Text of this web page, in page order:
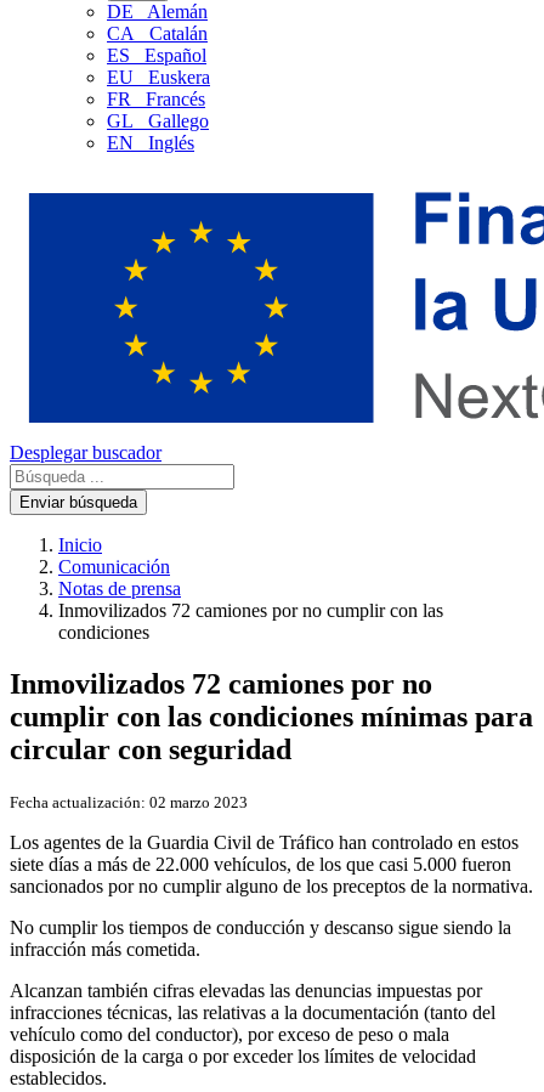
DE
Alemán
CA
Catalán
ES
Español
EU
Euskera
FR
Francés
GL
Gallego
EN
Inglés
Desplegar buscador
Enviar búsqueda
Inicio
Comunicación
Notas de prensa
Inmovilizados 72 camiones por no cumplir con las
condiciones
Inmovilizados 72 camiones por no
cumplir con las condiciones mínimas para
circular con seguridad
Fecha actualización: 02 marzo 2023
Los agentes de la Guardia Civil de Tráfico han controlado en estos
siete días a más de 22.000 vehículos, de los que casi 5.000 fueron
sancionados por no cumplir alguno de los preceptos de la normativa.
No cumplir los tiempos de conducción y descanso sigue siendo la
infracción más cometida.
Alcanzan también cifras elevadas las denuncias impuestas por
infracciones técnicas, las relativas a la documentación (tanto del
vehículo como del conductor), por exceso de peso o mala
disposición de la carga o por exceder los límites de velocidad
establecidos.